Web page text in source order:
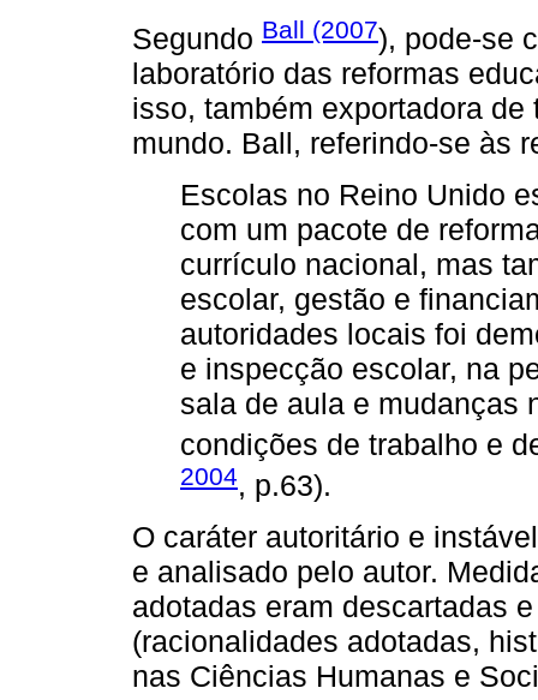
Segundo Ball (2007), pode-se
laboratório das reformas
isso, também exportadora
mundo. Ball, referindo-se às
Escolas no Reino Unido
com um pacote de
currículo nacional, mas
escolar, gestão e
autoridades locais foi
e inspecção escolar, na
sala de aula e mudanças
condições de trabalho e
2004, p.63).
O caráter autoritário e
e analisado pelo autor.
adotadas eram descartadas
(racionalidades adotadas,
nas Ciências Humanas e